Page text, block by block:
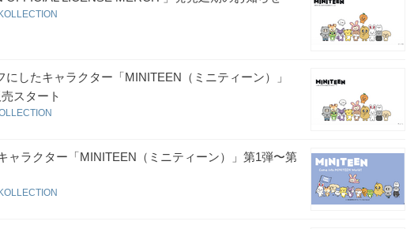
にしたキャラクター「MINITEEN（ミニティーン）」
スタート
ャラクター「MINITEEN（ミニティーン）」第1弾〜第